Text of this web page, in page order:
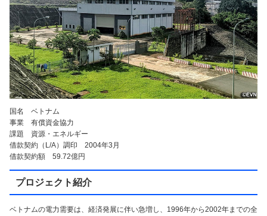
国名 ベトナム
事業 有償資金協力
課題 資源・エネルギー
借款契約（L/A）調印 2004年3月
借款契約額 59.72億円
プロジェクト紹介
ベトナムの電力需要は、経済発展に伴い急増し、1996年から2002年までの全